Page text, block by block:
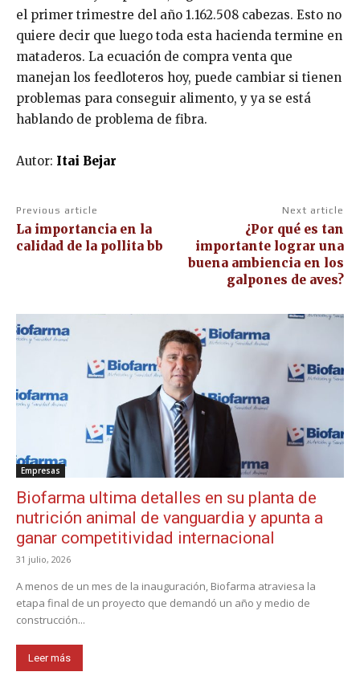
el primer trimestre del año 1.162.508 cabezas. Esto no
quiere decir que luego toda esta hacienda termine en
mataderos. La ecuación de compra venta que
manejan los feedloteros hoy, puede cambiar si tienen
problemas para conseguir alimento, y ya se está
hablando de problema de fibra.
Autor: Itai Bejar
Previous article
La importancia en la
calidad de la pollita bb
Next article
¿Por qué es tan
importante lograr una
buena ambiencia en los
galpones de aves?
Empresas
Biofarma ultima detalles en su planta de
nutrición animal de vanguardia y apunta a
ganar competitividad internacional
31 julio, 2026
A menos de un mes de la inauguración, Biofarma atraviesa la
etapa final de un proyecto que demandó un año y medio de
construcción...
Leer más